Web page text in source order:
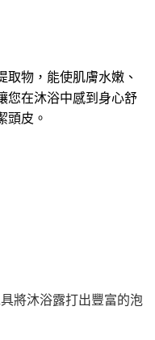
取物，能使肌膚水嫩、
您在沐浴中感到身心舒
頭皮。
將沐浴露打出豐富的泡